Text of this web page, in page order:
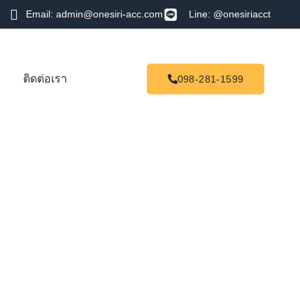
Email: admin@onesiri-acc.com Line: @onesiriacct
ติดต่อเรา 098-281-1599